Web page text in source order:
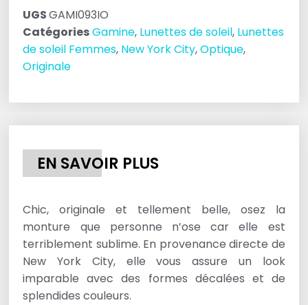
UGSGAMI093IO
CatégoriesGamine, Lunettes de soleil, Lunettes
de soleil Femmes, New York City,Optique,
Originale
EN SAVOIR PLUS
Chic, originale et tellement belle, osez la
monture que personne n’ose car elle est
terriblement sublime. En provenance directe de
New York City, elle vous assure un look
imparable avec des formes décalées et de
splendides couleurs.